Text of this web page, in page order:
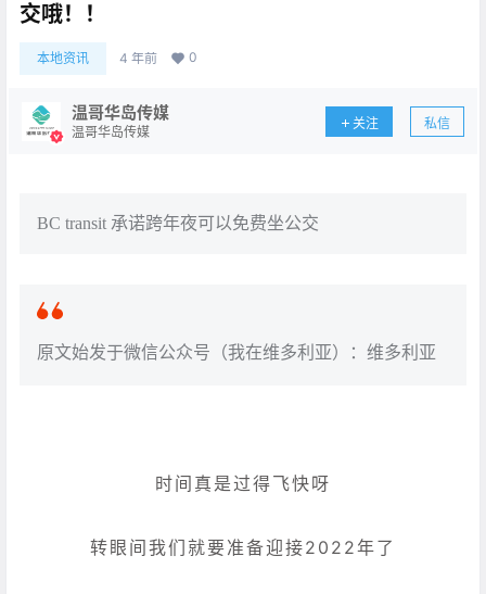
交哦！！
本地资讯 4 年前 0
温哥华岛传媒
温哥华岛传媒
关注 私信
BC transit 承诺跨年夜可以免费坐公交
原文始发于微信公众号（我在维多利亚）：维多利亚
时间真是过得飞快呀
转眼间我们就要准备迎接2022年了